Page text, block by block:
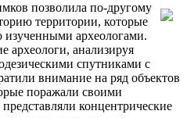
позволила по-другому
территории, которые
изученными археологами.
археологи, анализируя
спутниками с
внимание на ряд объектов
поражали своими
концентрические